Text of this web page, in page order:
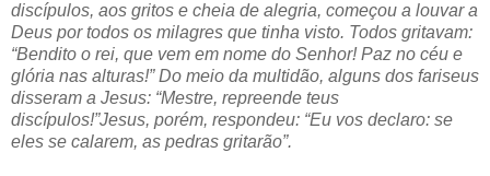
discípulos, aos gritos e cheia de alegria, começou a louvar a
Deus por todos os milagres que tinha visto. Todos gritavam:
“Bendito o rei, que vem em nome do Senhor! Paz no céu e
glória nas alturas!” Do meio da multidão, alguns dos fariseus
disseram a Jesus: “Mestre, repreende teus
discípulos!”Jesus, porém, respondeu: “Eu vos declaro: se
eles se calarem, as pedras gritarão”.